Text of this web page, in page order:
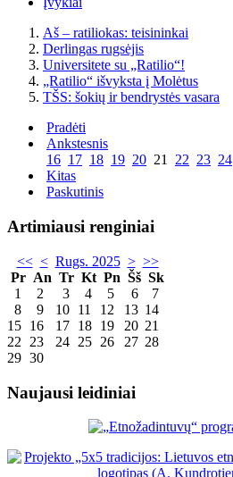
Aš – ratiliokas: teisininkai
Derlingas rugsėjis
Universitete su „Ratilio“!
„Ratilio“ išvyksta į Molėtus
TŠS: šokių ir bendrystės vasara
Pradėti
Ankstesnis
16 17 18 19 20 21 22 23 24
Kitas
Paskutinis
Artimiausi renginiai
<< < Rugs. 2025 > >>
Pr An Tr Kt Pn Šš Sk
1
2 3 4 5 6
7
8
9 10 11 12 13 14
15 16 17 18 19 20 21
22
23 24 25 26 27 28
29 30
Naujausi leidiniai